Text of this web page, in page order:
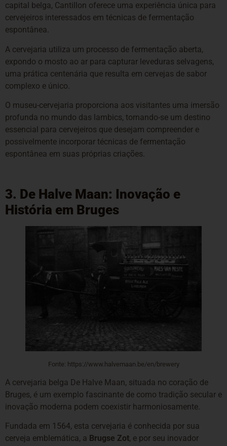
capital belga, Cantillon oferece uma experiência única para
cervejeiros interessados em técnicas de fermentação
espontânea.
A cervejaria utiliza um processo de fermentação aberta,
expondo o mosto ao ar para capturar leveduras selvagens,
uma prática centenária que resulta em cervejas de sabor
complexo e único.
O museu-cervejaria proporciona aos visitantes uma imersão
profunda no mundo das lambics, tornando-se um destino
essencial para cervejeiros que desejam compreender e
possivelmente incorporar técnicas de fermentação
espontânea em suas próprias criações.
3. De Halve Maan: Inovação e
História em Bruges
Fonte: https://www.halvemaan.be/en/brewery
A cervejaria belga De Halve Maan, situada no coração de
Bruges, é um exemplo fascinante de como tradição secular e
inovação moderna podem coexistir harmoniosamente.
Fundada em 1564, esta cervejaria é conhecida por sua
cerveja emblemática, a Brugse Zot, e por seu inovador